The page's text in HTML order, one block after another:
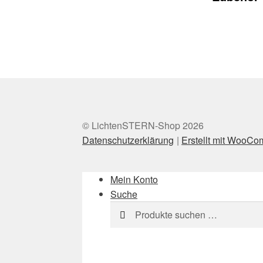
© LichtenSTERN-Shop 2026
Datenschutzerklärung
Erstellt mit
Mein Konto
Suche
Suchen
nach:
Suchen